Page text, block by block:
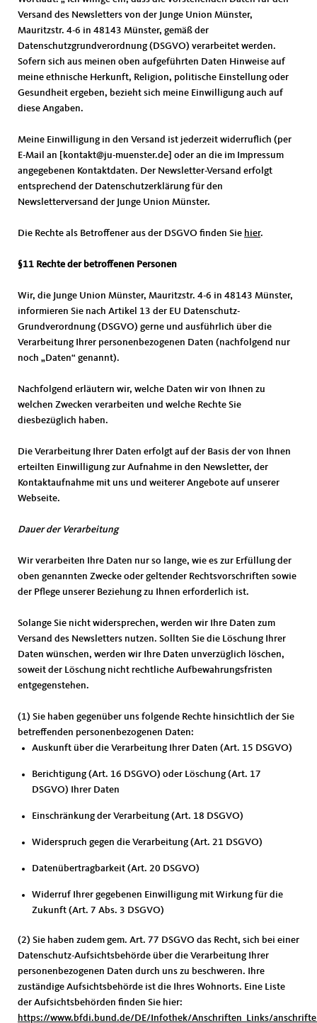
Versand des Newsletters von der Junge Union Münster,
Mauritzstr. 4-6 in 48143 Münster, gemäß der
Datenschutzgrundverordnung (DSGVO) verarbeitet werden.
Sofern sich aus meinen oben aufgeführten Daten Hinweise auf
meine ethnische Herkunft, Religion, politische Einstellung oder
Gesundheit ergeben, bezieht sich meine Einwilligung auch auf
diese Angaben.
Meine Einwilligung in den Versand ist jederzeit widerruflich (per
E-Mail an [kontakt@ju-muenster.de] oder an die im Impressum
angegebenen Kontaktdaten. Der Newsletter-Versand erfolgt
entsprechend der Datenschutzerklärung für den
Newsletterversand der Junge Union Münster.
Die Rechte als Betroffener aus der DSGVO finden Sie hier.
§11 Rechte der betroffenen Personen
Wir, die Junge Union Münster, Mauritzstr. 4-6 in 48143 Münster,
informieren Sie nach Artikel 13 der EU Datenschutz-
Grundverordnung (DSGVO) gerne und ausführlich über die
Verarbeitung Ihrer personenbezogenen Daten (nachfolgend nur
noch „Daten“ genannt).
Nachfolgend erläutern wir, welche Daten wir von Ihnen zu
welchen Zwecken verarbeiten und welche Rechte Sie
diesbezüglich haben.
Die Verarbeitung Ihrer Daten erfolgt auf der Basis der von Ihnen
erteilten Einwilligung zur Aufnahme in den Newsletter, der
Kontaktaufnahme mit uns und weiterer Angebote auf unserer
Webseite.
Dauer der Verarbeitung
Wir verarbeiten Ihre Daten nur so lange, wie es zur Erfüllung der
oben genannten Zwecke oder geltender Rechtsvorschriften sowie
der Pflege unserer Beziehung zu Ihnen erforderlich ist.
Solange Sie nicht widersprechen, werden wir Ihre Daten zum
Versand des Newsletters nutzen. Sollten Sie die Löschung Ihrer
Daten wünschen, werden wir Ihre Daten unverzüglich löschen,
soweit der Löschung nicht rechtliche Aufbewahrungsfristen
entgegenstehen.
(1) Sie haben gegenüber uns folgende Rechte hinsichtlich der Sie
betreffenden personenbezogenen Daten:
Auskunft über die Verarbeitung Ihrer Daten (Art. 15 DSGVO)
Berichtigung (Art. 16 DSGVO) oder Löschung (Art. 17
DSGVO) Ihrer Daten
Einschränkung der Verarbeitung (Art. 18 DSGVO)
Widerspruch gegen die Verarbeitung (Art. 21 DSGVO)
Datenübertragbarkeit (Art. 20 DSGVO)
Widerruf Ihrer gegebenen Einwilligung mit Wirkung für die
Zukunft (Art. 7 Abs. 3 DSGVO)
(2) Sie haben zudem gem. Art. 77 DSGVO das Recht, sich bei einer
Datenschutz-Aufsichtsbehörde über die Verarbeitung Ihrer
personenbezogenen Daten durch uns zu beschweren. Ihre
zuständige Aufsichtsbehörde ist die Ihres Wohnorts. Eine Liste
der Aufsichtsbehörden finden Sie hier:
https://www.bfdi.bund.de/DE/Infothek/Anschriften_Links/